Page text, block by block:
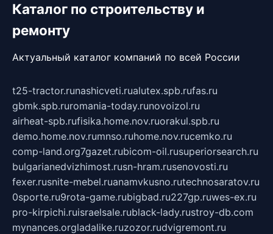
Каталог по строительству и
ремонту
Актуальный каталог компаний по всей России
t25-tractor.runashicveti.rualutex.spb.rufas.ru
gbmk.spb.ruromania-today.runovoizol.ru
airheat-spb.rufisika.home.nov.ruorakul.spb.ru
demo.home.nov.rumnso.ruhome.nov.rucemko.ru
comp-land.org7gazet.rubicom-oil.rusuperiorsearch.ru
bulgarianedvizhimost.rusn-hram.rusenovosti.ru
fexer.rusnite-mebel.ruanamvkusno.rutechnosaratov.ru
0sporte.ru9rota-game.rubigbad.ru227gp.ruwes-ex.ru
pro-kirpichi.ruisraelsale.rublack-lady.rustroy-db.com
mynances.orgladalike.ruzozor.rudvigremont.ru